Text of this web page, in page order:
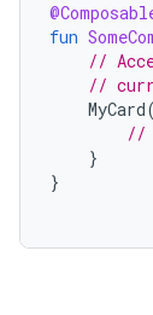
fun
//
//
MyCard(
//
}
}